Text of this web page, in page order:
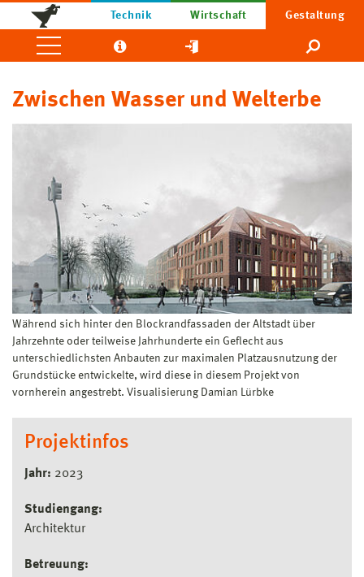
Technik Wirtschaft Gestaltung
Zwischen Wasser und Welterbe
Während sich hinter den Blockrandfassaden der Altstadt über
Jahrzehnte oder teilweise Jahrhunderte ein Geflecht aus
unterschiedlichsten Anbauten zur maximalen Platzausnutzung der
Grundstücke entwickelte, wird diese in diesem Projekt von
vornherein angestrebt. Visualisierung Damian Lürbke
Projektinfos
Jahr: 2023
Studiengang:
Architektur
Betreuung: